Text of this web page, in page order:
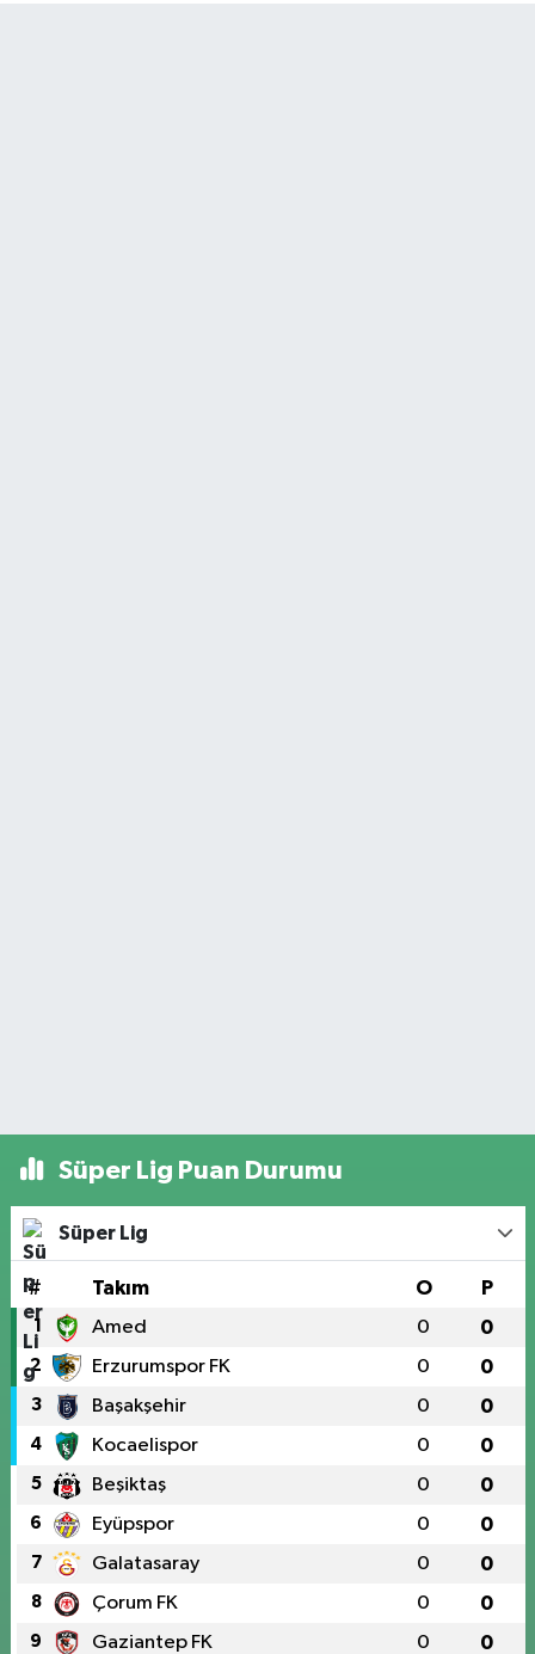
Süper Lig Puan Durumu
Süper Lig
# Takım O P
1 Amed 0 0
2 Erzurumspor FK 0 0
3 Başakşehir 0 0
4 Kocaelispor 0 0
5 Beşiktaş 0 0
6 Eyüpspor 0 0
7 Galatasaray 0 0
8 Çorum FK 0 0
9 Gaziantep FK 0 0